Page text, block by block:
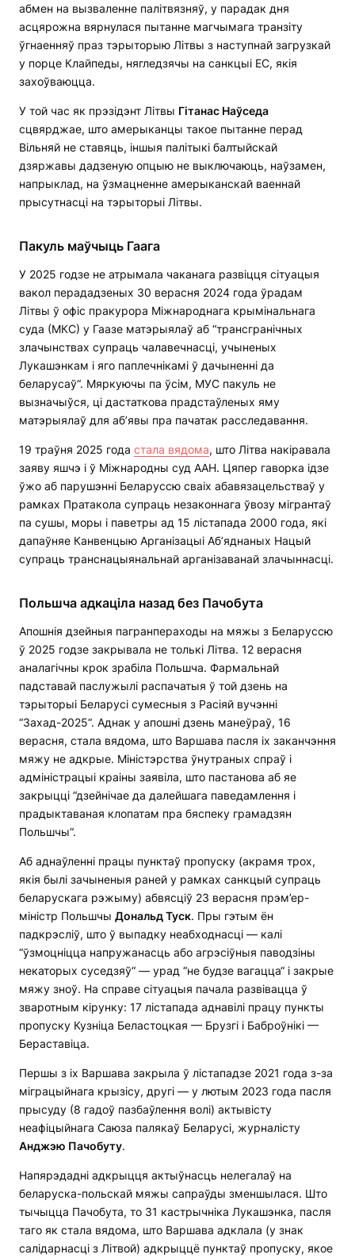
абмен на вызваленне палітвязняў, у парадак дня
асцярожна вярнулася пытанне магчымага транзіту
ўгнаенняў праз тэрыторыю Літвы з наступнай загрузкай
у порце Клайпеды, нягледзячы на санкцыі ЕС, якія
захоўваюцца.
У той час як прэзідэнт Літвы Гітанас Наўседа
сцвярджае, што амерыканцы такое пытанне перад
Вільняй не ставяць, іншыя палітыкі балтыйскай
дзяржавы дадзеную опцыю не выключаюць, наўзамен,
напрыклад, на ўзмацненне амерыканскай ваеннай
прысутнасці на тэрыторыі Літвы.
Пакуль маўчыць Гаага
У 2025 годзе не атрымала чаканага развіцця сітуацыя
вакол перададзеных 30 верасня 2024 года ўрадам
Літвы ў офіс пракурора Міжнароднага крымінальнага
суда (МКС) у Гаазе матэрыялаў аб “трансгранічных
злачынствах супраць чалавечнасці, учыненых
Лукашэнкам і яго паплечнікамі ў дачыненні да
беларусаў“. Мяркуючы па ўсім, МУС пакуль не
вызначыўся, ці дастаткова прадстаўленых яму
матэрыялаў для аб’явы пра пачатак расследавання.
19 траўня 2025 года стала вядома, што Літва накіравала
заяву яшчэ і ў Міжнародны суд ААН. Цяпер гаворка ідзе
ўжо аб парушэнні Беларуссю сваіх абавязацельстваў у
рамках Пратакола супраць незаконнага ўвозу мігрантаў
па сушы, моры і паветры ад 15 лістапада 2000 года, які
дапаўняе Канвенцыю Арганізацыі Аб’яднаных Нацый
супраць транснацыянальнай арганізаванай злачыннасці.
Польшча адкаціла назад без Пачобута
Апошнія дзейныя пагранпераходы на мяжы з Беларуссю
ў 2025 годзе закрывала не толькі Літва. 12 верасня
аналагічны крок зрабіла Польшча. Фармальнай
падставай паслужылі распачатыя ў той дзень на
тэрыторыі Беларусі сумесныя з Расіяй вучэнні
“Захад-2025“. Аднак у апошні дзень манеўраў, 16
верасня, стала вядома, што Варшава пасля іх заканчэння
мяжу не адкрые. Міністэрства ўнутраных спраў і
адміністрацыі краіны заявіла, што пастанова аб яе
закрыцці “дзейнічае да далейшага паведамлення і
прадыктаваная клопатам пра бяспеку грамадзян
Польшчы“.
Аб аднаўленні працы пунктаў пропуску (акрамя трох,
якія былі зачыненыя раней у рамках санкцый супраць
беларускага рэжыму) абвясціў 23 верасня прэм’ер-
міністр Польшчы Дональд Туск. Пры гэтым ён
падкрэсліў, што ў выпадку неабходнасці — калі
“ўзмоцніцца напружанасць або агрэсіўныя паводзіны
некаторых суседзяў“ — урад “не будзе вагацца“ і закрые
мяжу зноў. На справе сітуацыя пачала развівацца ў
зваротным кірунку: 17 лістапада аднавілі працу пункты
пропуску Кузніца Беластоцкая — Брузгі і Баброўнікі —
Бераставіца.
Першы з іх Варшава закрыла ў лістападзе 2021 года з-за
міграцыйнага крызісу, другі — у лютым 2023 года пасля
прысуду (8 гадоў пазбаўлення волі) актывісту
неафіцыйнага Саюза палякаў Беларусі, журналісту
Анджэю Пачобуту.
Напярэдадні адкрыцця актыўнасць нелегалаў на
беларуска-польскай мяжы сапраўды зменшылася. Што
тычыцца Пачобута, то 31 кастрычніка Лукашэнка, пасля
таго як стала вядома, што Варшава адклала (у знак
салідарнасці з Літвой) адкрыццё пунктаў пропуску, якое